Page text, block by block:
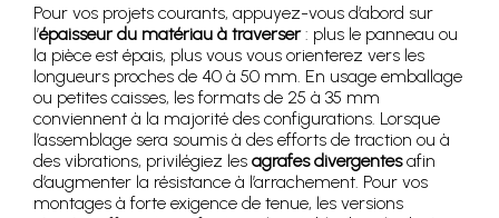
Pour vos projets courants, appuyez-vous d’abord sur
l’épaisseur du matériau à traverser: plus le panneau ou
la pièce est épais, plus vous vous orienterez vers les
longueurs proches de 40 à 50 mm. En usage emballage
ou petites caisses, les formats de 25 à 35 mm
conviennent à la majorité des configurations. Lorsque
l’assemblage sera soumis à des efforts de traction ou à
des vibrations, privilégiez les agrafes divergentesafin
d’augmenter la résistance à l’arrachement. Pour vos
montages à forte exigence de tenue, les versions